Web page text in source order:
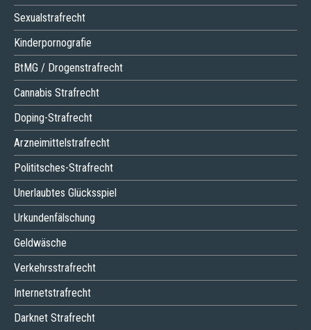
Sexualstrafrecht
Kinderpornografie
BtMG / Drogenstrafrecht
Cannabis Strafrecht
Doping-Strafrecht
Arzneimittelstrafrecht
Polititsches-Strafrecht
Unerlaubtes Glücksspiel
Urkundenfälschung
Geldwäsche
Verkehrsstrafrecht
Internetstrafrecht
Darknet Strafrecht